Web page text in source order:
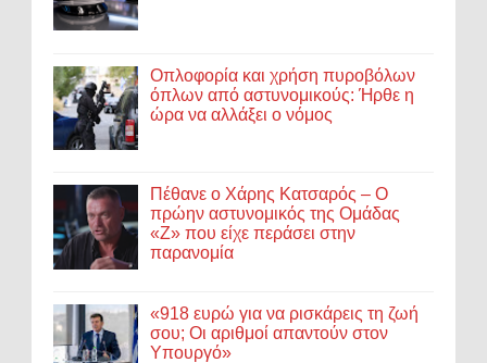
Οπλοφορία και χρήση πυροβόλων
όπλων από αστυνομικούς: Ήρθε η
ώρα να αλλάξει ο νόμος
Πέθανε ο Χάρης Κατσαρός – Ο
πρώην αστυνομικός της Ομάδας
«Ζ» που είχε περάσει στην
παρανομία
«918 ευρώ για να ρισκάρεις τη ζωή
σου; Οι αριθμοί απαντούν στον
Υπουργό»